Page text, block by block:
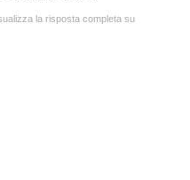
la risposta completa su